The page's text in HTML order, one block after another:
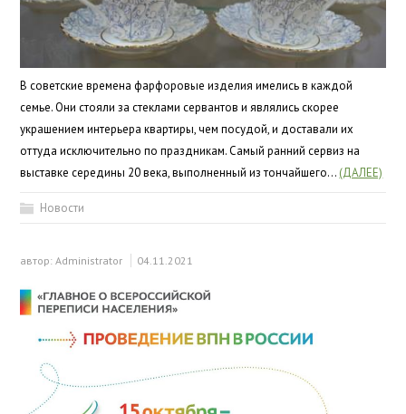
В советские времена фарфоровые изделия имелись в каждой
семье. Они стояли за стеклами сервантов и являлись скорее
украшением интерьера квартиры, чем посудой, и доставали их
оттуда исключительно по праздникам. Самый ранний сервиз на
выставке середины 20 века, выполненный из тончайшего… (ДАЛЕЕ)
Новости
автор:Administrator 04.11.2021